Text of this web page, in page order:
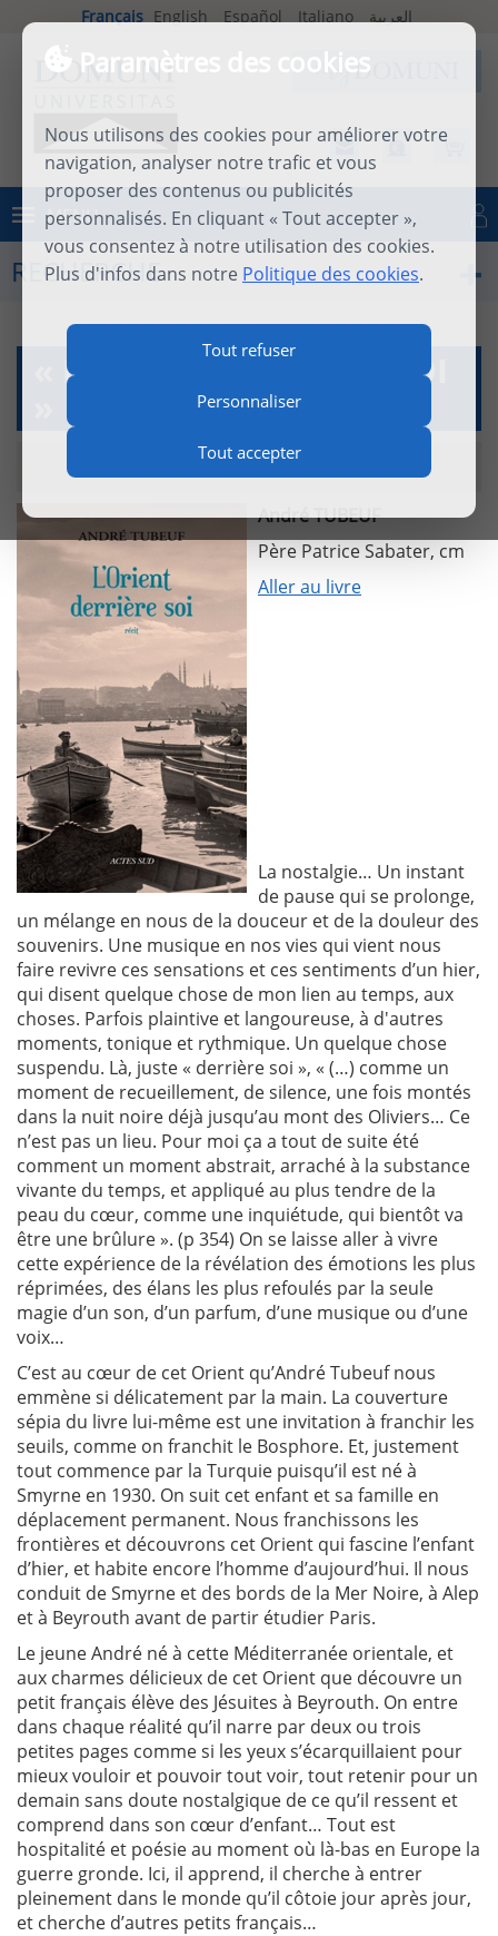
Paramètres des cookies
Nous utilisons des cookies pour améliorer votre
navigation, analyser notre trafic et vous
proposer des contenus ou publicités
personnalisés. En cliquant « Tout accepter »,
vous consentez à notre utilisation des cookies.
Plus d'infos dans notre Politique des cookies.
Tout refuser
Personnaliser
Tout accepter
Français English Español Italiano العربية
MENU Se connecter
RECHERCHE
« L'ORIENT DERRIÈRE SOI
7 décembre 2017|
André TUBEUF
Père Patrice Sabater, cm
Aller au livre
La nostalgie… Un instant
de pause qui se prolonge,
un mélange en nous de la douceur et de la douleur des
souvenirs. Une musique en nos vies qui vient nous
faire revivre ces sensations et ces sentiments d’un hier,
qui disent quelque chose de mon lien au temps, aux
choses. Parfois plaintive et langoureuse, à d'autres
moments, tonique et rythmique. Un quelque chose
suspendu. Là, juste « derrière soi », « (…) comme un
moment de recueillement, de silence, une fois montés
dans la nuit noire déjà jusqu’au mont des Oliviers… Ce
n’est pas un lieu. Pour moi ça a tout de suite été
comment un moment abstrait, arraché à la substance
vivante du temps, et appliqué au plus tendre de la
peau du cœur, comme une inquiétude, qui bientôt va
être une brûlure ». (p 354) On se laisse aller à vivre
cette expérience de la révélation des émotions les plus
réprimées, des élans les plus refoulés par la seule
magie d’un son, d’un parfum, d’une musique ou d’une
voix…
C’est au cœur de cet Orient qu’André Tubeuf nous
emmène si délicatement par la main. La couverture
sépia du livre lui-même est une invitation à franchir les
seuils, comme on franchit le Bosphore. Et, justement
tout commence par la Turquie puisqu’il est né à
Smyrne en 1930. On suit cet enfant et sa famille en
déplacement permanent. Nous franchissons les
frontières et découvrons cet Orient qui fascine l’enfant
d’hier, et habite encore l’homme d’aujourd’hui. Il nous
conduit de Smyrne et des bords de la Mer Noire, à Alep
et à Beyrouth avant de partir étudier Paris.
Le jeune André né à cette Méditerranée orientale, et
aux charmes délicieux de cet Orient que découvre un
petit français élève des Jésuites à Beyrouth. On entre
dans chaque réalité qu’il narre par deux ou trois
petites pages comme si les yeux s’écarquillaient pour
mieux vouloir et pouvoir tout voir, tout retenir pour un
demain sans doute nostalgique de ce qu’il ressent et
comprend dans son cœur d’enfant… Tout est
hospitalité et poésie au moment où là-bas en Europe la
guerre gronde. Ici, il apprend, il cherche à entrer
pleinement dans le monde qu’il côtoie jour après jour,
et cherche d’autres petits français…